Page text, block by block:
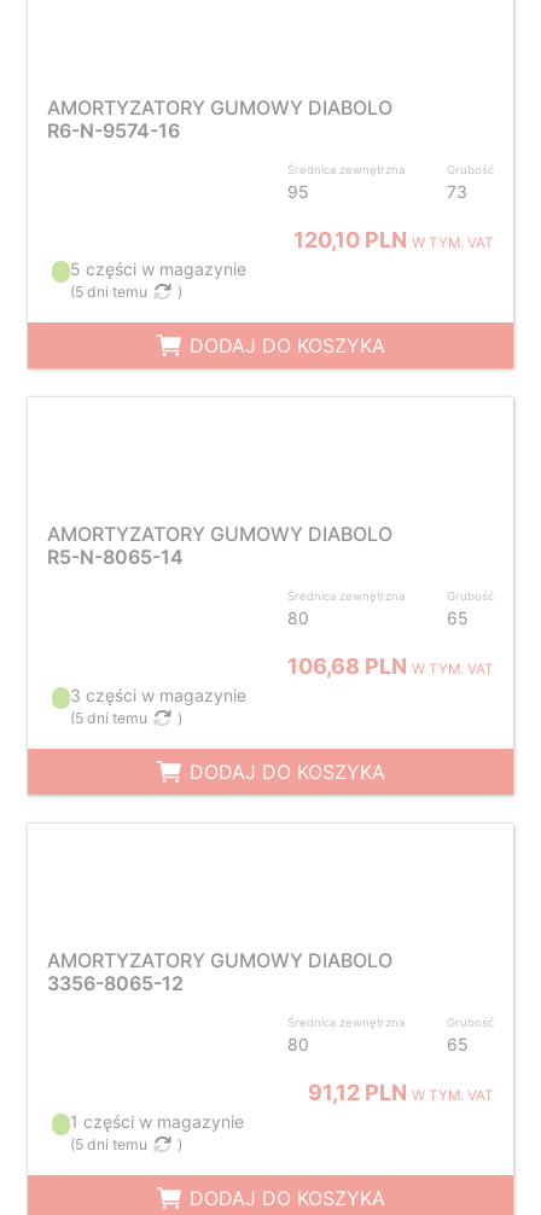
AMORTYZATORY GUMOWY DIABOLO
R6-N-9574-16
Średnica zewnętrzna
95
Grubość
73
120,10 PLNW TYM. VAT
5 części w magazynie
(5 dni temu )
DODAJ DO KOSZYKA
AMORTYZATORY GUMOWY DIABOLO
R5-N-8065-14
Średnica zewnętrzna
80
Grubość
65
106,68 PLNW TYM. VAT
3 części w magazynie
(5 dni temu )
DODAJ DO KOSZYKA
AMORTYZATORY GUMOWY DIABOLO
3356-8065-12
Średnica zewnętrzna
80
Grubość
65
91,12 PLNW TYM. VAT
1 części w magazynie
(5 dni temu )
DODAJ DO KOSZYKA